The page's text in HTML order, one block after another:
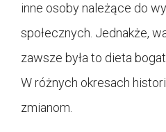
inne osoby należące do
społecznych. Jednakże,
zawsze była to dieta
W różnych okresach
zmianom.